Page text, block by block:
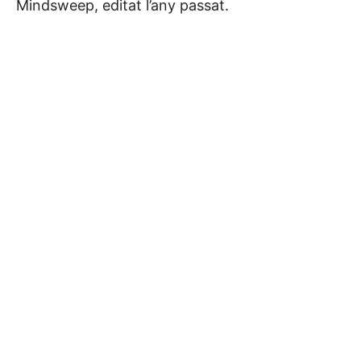
Mindsweep, editat l’any passat.